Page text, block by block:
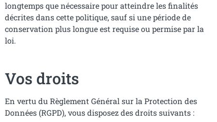
longtemps que nécessaire pour atteindre les finalités
décrites dans cette politique, sauf si une période de
conservation plus longue est requise ou permise par la
loi.
Vos droits
En vertu du Règlement Général sur la Protection des
Données (RGPD), vous disposez des droits suivants :